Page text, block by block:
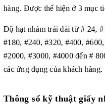
hàng. Được thể hiện ở 3 mục
Độ hạt nhám trải dài từ # 24,
#180, #240, #320, #400,
#2000, #3000, #4000 đến #
các ứng dụng của khách hàng.
Thông số kỹ thuậtgiấy